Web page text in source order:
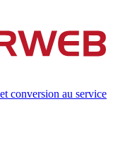
conversion au service